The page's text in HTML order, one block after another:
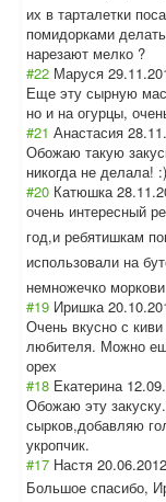
их в тарталетки
помидорками
нарезают мелко ?
#22 Маруся
Еще эту сырную
но и на огурцы,
#21 Анастасия
Обожаю такую
никогда не делала! :)
#20 Катюшка
очень интересный
год,и ребятишкам
использовали на
немножечко
#19 Иришка
Очень вкусно с
любителя. Можно
орех
#18 Екатерина
Обожаю эту
сырков,добавляю
укропчик.
#17 Настя
Большое спасибо,